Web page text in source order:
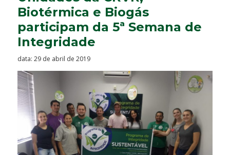
Biotérmica e Biogás
participam da 5ª Semana de
Integridade
data: 29 de abril de 2019